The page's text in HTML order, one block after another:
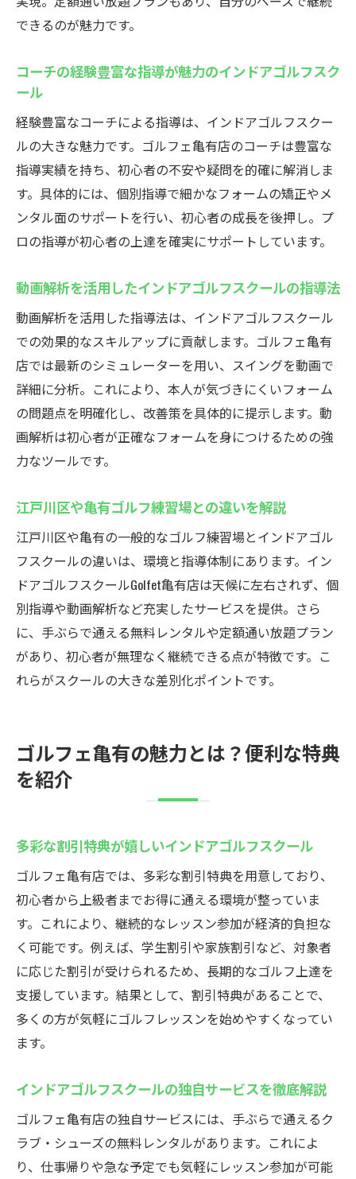
できるのが魅力です。
コーチの経験豊富な指導が魅力のインドアゴルフスク
ール
経験豊富なコーチによる指導は、インドアゴルフスクー
ルの大きな魅力です。ゴルフェ亀有店のコーチは豊富な
指導実績を持ち、初心者の不安や疑問を的確に解消しま
す。具体的には、個別指導で細かなフォームの矯正やメ
ンタル面のサポートを行い、初心者の成長を後押し。プ
ロの指導が初心者の上達を確実にサポートしています。
動画解析を活用したインドアゴルフスクールの指導法
動画解析を活用した指導法は、インドアゴルフスクール
での効果的なスキルアップに貢献します。ゴルフェ亀有
店では最新のシミュレーターを用い、スイングを動画で
詳細に分析。これにより、本人が気づきにくいフォーム
の問題点を明確化し、改善策を具体的に提示します。動
画解析は初心者が正確なフォームを身につけるための強
力なツールです。
江戸川区や亀有ゴルフ練習場との違いを解説
江戸川区や亀有の一般的なゴルフ練習場とインドアゴル
フスクールの違いは、環境と指導体制にあります。イン
ドアゴルフスクールGolfet亀有店は天候に左右されず、個
別指導や動画解析など充実したサービスを提供。さら
に、手ぶらで通える無料レンタルや定額通い放題プラン
があり、初心者が無理なく継続できる点が特徴です。こ
れらがスクールの大きな差別化ポイントです。
ゴルフェ亀有の魅力とは？便利な特典
を紹介
多彩な割引特典が嬉しいインドアゴルフスクール
ゴルフェ亀有店では、多彩な割引特典を用意しており、
初心者から上級者までお得に通える環境が整っていま
す。これにより、継続的なレッスン参加が経済的負担な
く可能です。例えば、学生割引や家族割引など、対象者
に応じた割引が受けられるため、長期的なゴルフ上達を
支援しています。結果として、割引特典があることで、
多くの方が気軽にゴルフレッスンを始めやすくなってい
ます。
インドアゴルフスクールの独自サービスを徹底解説
ゴルフェ亀有店の独自サービスには、手ぶらで通えるク
ラブ・シューズの無料レンタルがあります。これによ
り、仕事帰りや急な予定でも気軽にレッスン参加が可能